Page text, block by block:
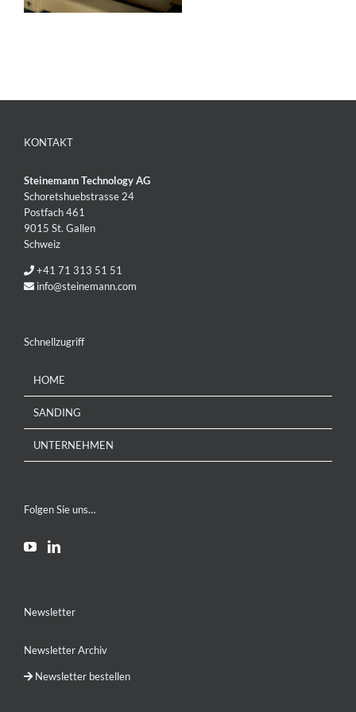
KONTAKT
Steinemann Technology AG
Schoretshuebstrasse 24
Postfach 461
9015 St. Gallen
Schweiz
+41 71 313 51 51
info@steinemann.com
Schnellzugriff
HOME
SANDING
UNTERNEHMEN
Folgen Sie uns…
Newsletter
Newsletter Archiv
Newsletter bestellen